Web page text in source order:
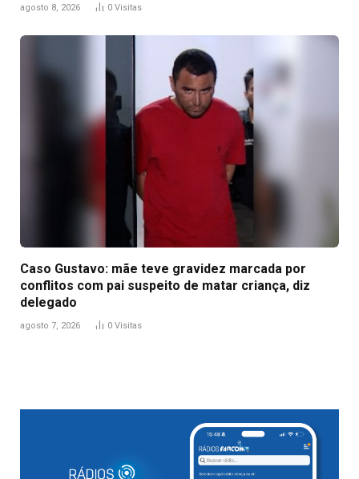
agosto 8, 2026 0 Visitas
Caso Gustavo: mãe teve gravidez marcada por
conflitos com pai suspeito de matar criança, diz
delegado
agosto 7, 2026 0 Visitas